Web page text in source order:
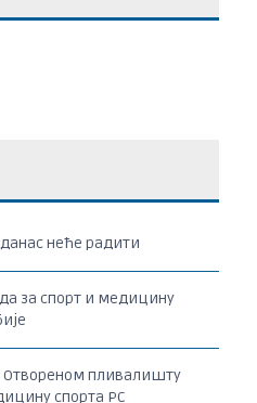
неће радити
за спорт и медицину
пливалишту
спорта РС